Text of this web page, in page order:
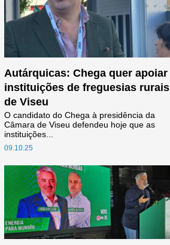
Autárquicas: Chega quer apoiar
instituições de freguesias rurais
de Viseu
09.10.25
O candidato do Chega à presidência da
Câmara de Viseu defendeu hoje que as
instituições...